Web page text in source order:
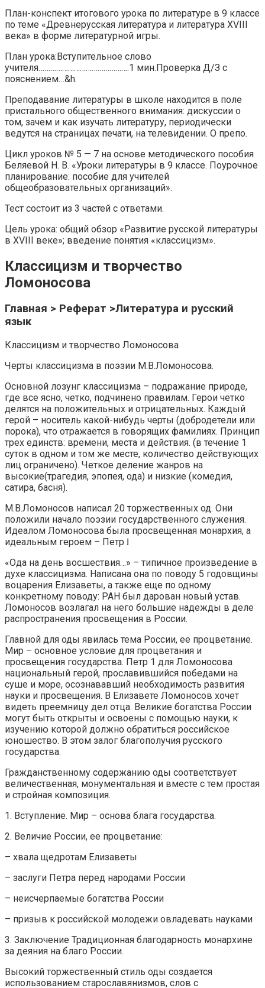
План-конспект итогового урока по литературе в 9 классе
по теме «Древнерусская литература и литература XVIII
века» в форме литературной игры.
План урока:Вступительное слово
учителя……………………………………….1 мин.Проверка Д/З с
пояснением…&h.
Преподавание литературы в школе находится в поле
пристального общественного внимания: дискуссии о
том, зачем и как изучать литературу, периодически
ведутся на страницах печати, на телевидении. О препо.
Цикл уроков № 5 — 7 на основе методического пособия
Беляевой Н. В. «Уроки литературы в 9 классе. Поурочное
планирование: пособие для учителей
общеобразовательных организаций».
Тест состоит из 3 частей с ответами.
Цель урока: общий обзор «Развитие русской литературы
в XVIII веке»; введение понятия «классицизм».
Классицизм и творчество
Ломоносова
Главная > Реферат >Литература и русский
язык
Классицизм и творчество Ломоносова
Черты классицизма в поэзии М.В.Ломоносова.
Основной лозунг классицизма – подражание природе,
где все ясно, четко, подчинено правилам. Герои четко
делятся на положительных и отрицательных. Каждый
герой – носитель какой-нибудь черты (добродетели или
порока), что отражается в говорящих фамилиях. Принцип
трех единств: времени, места и действия. (в течение 1
суток в одном и том же месте, количество действующих
лиц ограничено). Четкое деление жанров на
высокие(трагедия, эпопея, ода) и низкие (комедия,
сатира, басня).
М.В.Ломоносов написал 20 торжественных од. Они
положили начало поэзии государственного служения.
Идеалом Ломоносова была просвещенная монархия, а
идеальным героем – Петр Ӏ.
«Ода на день восшествия…» – типичное произведение в
духе классицизма. Написана она по поводу 5 годовщины
воцарения Елизаветы, а также еще по одному
конкретному поводу: РАН был дарован новый устав.
Ломоносов возлагал на него большие надежды в деле
распространения просвещения в России.
Главной для оды явилась тема России, ее процветание.
Мир – основное условие для процветания и
просвещения государства. Петр 1 для Ломоносова
национальный герой, прославившийся победами на
суше и море, осознававший необходимость развития
науки и просвещения. В Елизавете Ломоносов хочет
видеть преемницу дел отца. Великие богатства России
могут быть открыты и освоены с помощью науки, к
изучению которой должно обратиться российское
юношество. В этом залог благополучия русского
государства.
Гражданственному содержанию оды соответствует
величественная, монументальная и вместе с тем простая
и стройная композиция.
1. Вступление. Мир – основа блага государства.
2. Величие России, ее процветание:
– хвала щедротам Елизаветы
– заслуги Петра перед народами России
– неисчерпаемые богатства России
– призыв к российской молодежи овладевать науками
3. Заключение Традиционная благодарность монархине
за деяния на благо России.
Высокий торжественный стиль оды создается
использованием старославянизмов, слов с